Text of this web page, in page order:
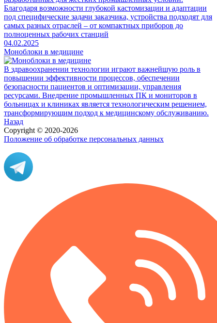
Благодаря возможности глубокой кастомизации и адаптации
под специфические задачи заказчика, устройства подходят для
самых разных отраслей – от компактных приборов до
полноценных рабочих станций
04.02.2025
Моноблоки в медицине
В здравоохранении технологии играют важнейшую роль в
повышении эффективности процессов, обеспечении
безопасности пациентов и оптимизации, управления
ресурсами. Внедрение промышленных ПК и мониторов в
больницах и клиниках является технологическим решением,
трансформирующим подход к медицинскому обслуживанию.
Назад
Copyright © 2020-2026
Положение об обработке персональных данных